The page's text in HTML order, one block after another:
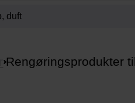
Rengøringsprodukter